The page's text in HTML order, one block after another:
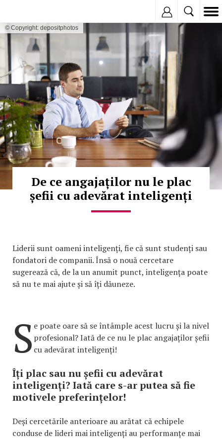
© Copyright: depositphotos
De ce angajaților nu le plac
șefii cu adevărat inteligenți
Liderii sunt oameni inteligenți, fie că sunt studenți sau
fondatori de companii. Însă o nouă cercetare
sugerează că, de la un anumit punct, inteligența poate
să nu te mai ajute și să îți dăuneze.
S e poate oare să se întâmple acest lucru și la nivel
profesional? Iată de ce nu le plac angajaților șefii
cu adevărat inteligenți!
Îți plac sau nu șefii cu adevărat
inteligenți? Iată care s-ar putea să fie
motivele preferințelor!
Deși cercetările anterioare au arătat că echipele
conduse de lideri mai inteligenți au performanțe mai